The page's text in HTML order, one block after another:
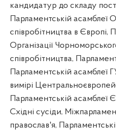
кандидатур до складу
Парламентській асамблеї
співробітництва в Європі,
Організації
співробітництва,
Парламентській асамблеї
вимірі
Парламентській
Східні сусіди,
православ'я,